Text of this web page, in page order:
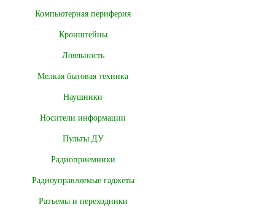
Компьютерная периферия
Кронштейны
Лояльность
Мелкая бытовая техника
Наушники
Носители информации
Пульты ДУ
Радиоприемники
Радиоуправляемые гаджеты
Разъемы и переходники